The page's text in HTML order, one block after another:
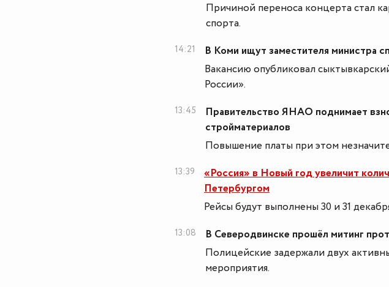
Причиной переноса концерта стал
спорта.
14:21
В Коми ищут заместителя министра
Вакансию опубликовал
России».
13:45
Правительство ЯНАО поднимает
стройматериалов
Повышение платы при этом
13:39
«Россия» в Новый год увеличит
Петербургом
Рейсы будут выполнены 30 и 31
13:08
В Северодвинске прошёл митинг
Полицейские задержали двух
мероприятия.